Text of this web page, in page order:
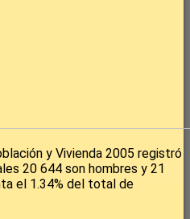
y Vivienda 2005 registró
20 644 son hombres y 21
el 1.34% del total de